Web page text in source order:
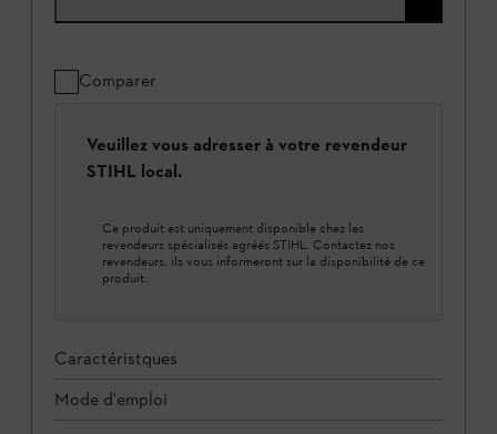
Comparer
Veuillez vous adresser à votre revendeur
STIHL local.
Ce produit est uniquement disponible chez les
revendeurs spécialisés agréés STIHL. Contactez nos
revendeurs, ils vous informeront sur la disponibilité de ce
produit.
Caractéristques
Mode d'emploi